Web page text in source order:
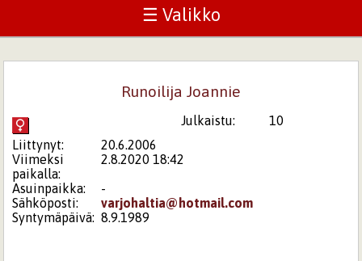
☰ Valikko
Runoilija Joannie
Julkaistu:
10
Liittynyt:
20.6.2006
Viimeksi
paikalla:
2.8.2020 18:42
Asuinpaikka:
-
Sähköposti:
varjohaltia@hotmail.com
Syntymäpäivä: 8.9.1989